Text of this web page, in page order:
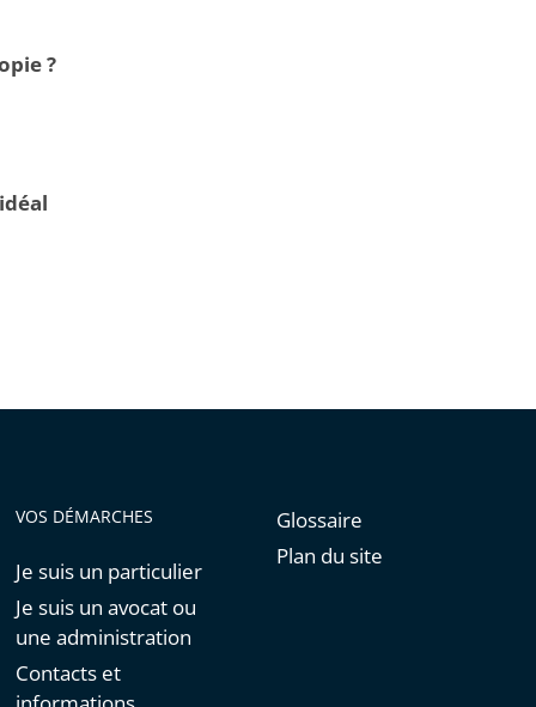
?
VOS DÉMARCHES
Je suis un particulier
Je suis un avocat ou
une administration
Contacts et
Glossaire
Plan du site